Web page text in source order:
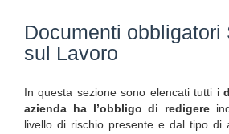
Documenti obbligatori
sul Lavoro
In questa sezione sono elencati tutti i
azienda ha l’obbligo di redigere
livello di rischio presente e dal tipo